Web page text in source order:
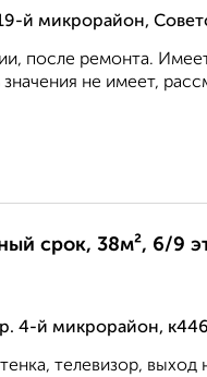
й микрорайон,
после ремонта.
не имеет,
срок, 38м², 6/9
4-й микрорайон, к446
телевизор,